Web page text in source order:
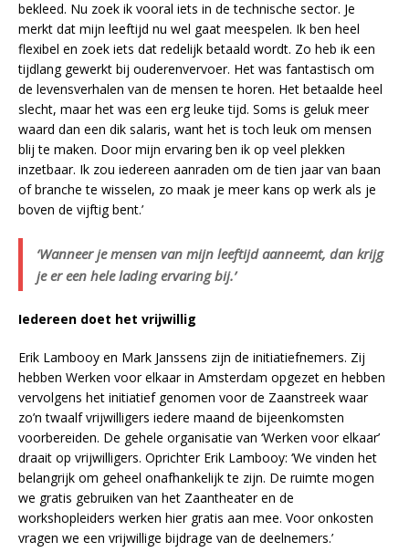
bekleed. Nu zoek ik vooral iets in de technische sector. Je
merkt dat mijn leeftijd nu wel gaat meespelen. Ik ben heel
flexibel en zoek iets dat redelijk betaald wordt. Zo heb ik een
tijdlang gewerkt bij ouderenvervoer. Het was fantastisch om
de levensverhalen van de mensen te horen. Het betaalde heel
slecht, maar het was een erg leuke tijd. Soms is geluk meer
waard dan een dik salaris, want het is toch leuk om mensen
blij te maken. Door mijn ervaring ben ik op veel plekken
inzetbaar. Ik zou iedereen aanraden om de tien jaar van baan
of branche te wisselen, zo maak je meer kans op werk als je
boven de vijftig bent.’
‘Wanneer je mensen van mijn leeftijd aanneemt, dan krijg
je er een hele lading ervaring bij.’
Iedereen doet het vrijwillig
Erik Lambooy en Mark Janssens zijn de initiatiefnemers. Zij
hebben Werken voor elkaar in Amsterdam opgezet en hebben
vervolgens het initiatief genomen voor de Zaanstreek waar
zo’n twaalf vrijwilligers iedere maand de bijeenkomsten
voorbereiden. De gehele organisatie van ‘Werken voor elkaar’
draait op vrijwilligers. Oprichter Erik Lambooy: ‘We vinden het
belangrijk om geheel onafhankelijk te zijn. De ruimte mogen
we gratis gebruiken van het Zaantheater en de
workshopleiders werken hier gratis aan mee. Voor onkosten
vragen we een vrijwillige bijdrage van de deelnemers.’